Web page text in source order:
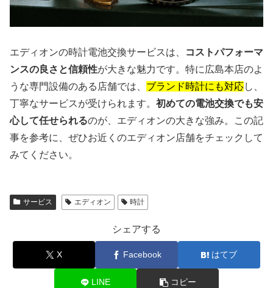
エディオンの時計電池交換サービスは、
コストパフォーマ
ンスの良さと信頼性が大きな魅力です。特に広島本店のよ
うな専門設備のある店舗では、 ブランド時計にも対応し、
丁寧なサービスが受けられます。 初めての電池交換でも安
心して任せられるのが、エディオンの大きな強み。この記
事を参考に、ぜひお近くのエディオン店舗をチェックして
みてください。
サービス エディオン 時計
シェアする
X Facebook はてブ
LINE コピー